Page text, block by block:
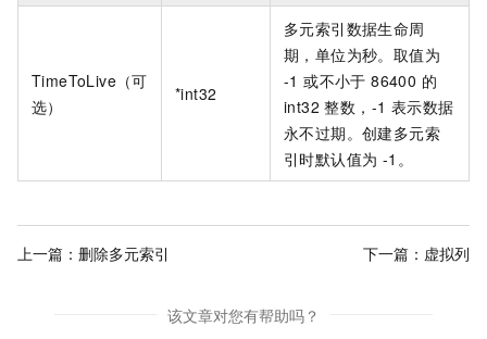
TimeToLive（可
选）
*int32
多元索引数据生命周
期，单位为秒。取值为
-1 或不小于 86400 的
int32 整数，-1 表示数据
永不过期。创建多元索
引时默认值为 -1。
上一篇： 删除多元索引 下一篇： 虚拟列
该文章对您有帮助吗？